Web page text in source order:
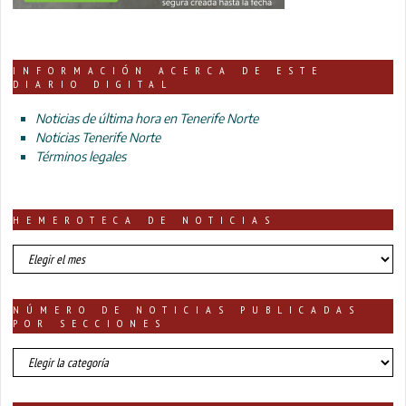
INFORMACIÓN ACERCA DE ESTE
DIARIO DIGITAL
Noticias de última hora en Tenerife Norte
Noticias Tenerife Norte
Términos legales
HEMEROTECA DE NOTICIAS
HEMEROTECA
DE
NÚMERO DE NOTICIAS PUBLICADAS
POR SECCIONES
número
de